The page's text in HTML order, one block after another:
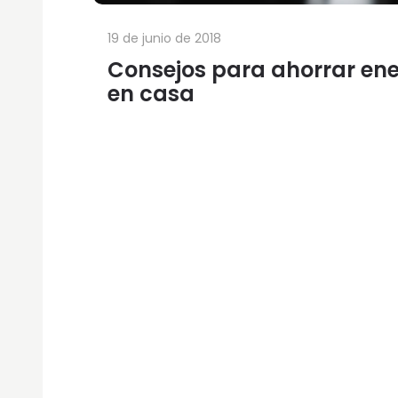
Consejos para ahorrar
en casa
19 de junio de 2018